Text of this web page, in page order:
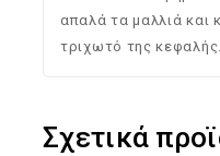
απαλά τα μαλλιά και
τριχωτό της κεφαλής.
Σχετικά